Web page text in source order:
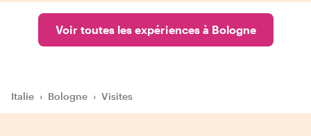
Voir toutes les expériences à Bologne
Italie › Bologne › Visites